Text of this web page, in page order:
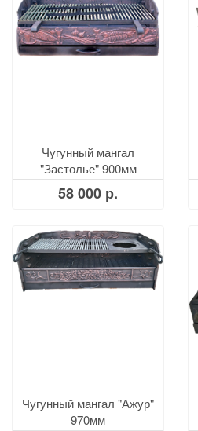
Чугунный мангал
"Застолье" 900мм
58 000 р.
Чугунный мангал "Ажур"
970мм